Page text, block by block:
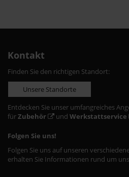
Kontakt
Finden Sie den richtigen Standort:
Unsere Standorte
Entdecken Sie unser umfangreiches
fürZubehör und Werkstattservice
Folgen Sie uns!
Folgen Sie uns auf unseren
erhalten Sie Informationen rund um